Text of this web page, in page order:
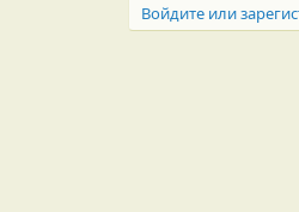
Войдите или